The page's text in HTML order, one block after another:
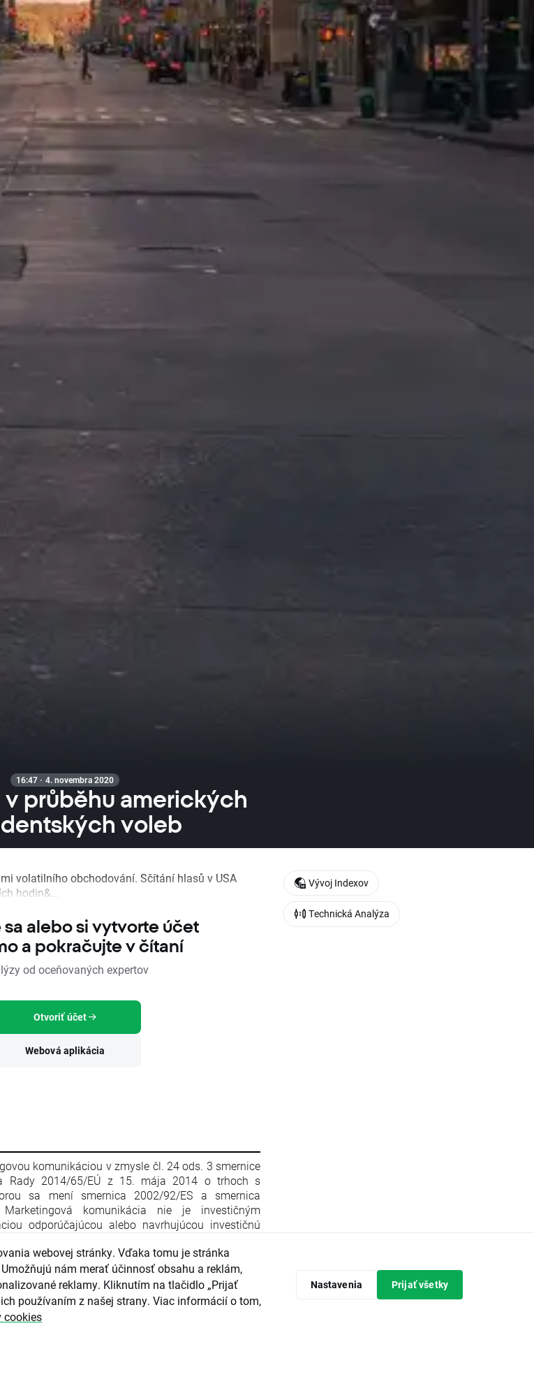
16:47 · 4. novembra 2020
v průběhu amerických
voleb
volatilního obchodování. Sčítání hlasů v USA
hodin&...
sa alebo si vytvorte účet
a pokračujte v čítaní
od oceňovaných expertov
Otvoriť účet
Webová aplikácia
komunikáciou v zmysle čl. 24 ods. 3 smernice
Rady 2014/65/EÚ z 15. mája 2014 o trhoch s
sa mení smernica 2002/92/ES a smernica
komunikácia nie je investičným
odporúčajúcou alebo navrhujúcou investičnú
trhu (nariadenie o zneužívaní trhu) a o zrušení
a Rady 2003/6/ES a smerníc Komisie
a 2004/72/ES a delegovaného nariadenia Komisie
2016, ktorým sa dopĺňa nariadenie Európskeho
2014, pokiaľ ide o regulačné technické predpisy
na objektívnu prezentáciu investičných
Vývoj Indexov
Technická Analýza
webovej stránky. Vďaka tomu je stránka
nám merať účinnosť obsahu a reklám,
reklamy. Kliknutím na tlačidlo „Prijať
používaním z našej strany. Viac informácií o tom,
cookies
Nastavenia Prijať všetky